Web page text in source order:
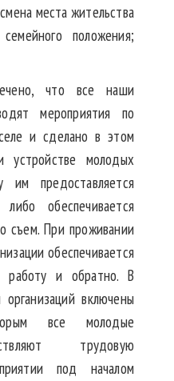
места жительства
положения;
что все наши
мероприятия по
и сделано в этом
устройстве молодых
им предоставляется
обеспечивается
съем. При проживании
обеспечивается
работу и обратно. В
включены
все молодые
трудовую
под началом